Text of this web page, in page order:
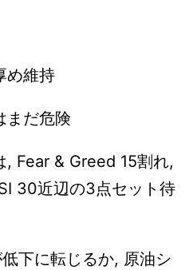
め維持
まだ危険
, Fear & Greed 15割れ,
30近辺の3点セット待
下に転じるか, 原油シ